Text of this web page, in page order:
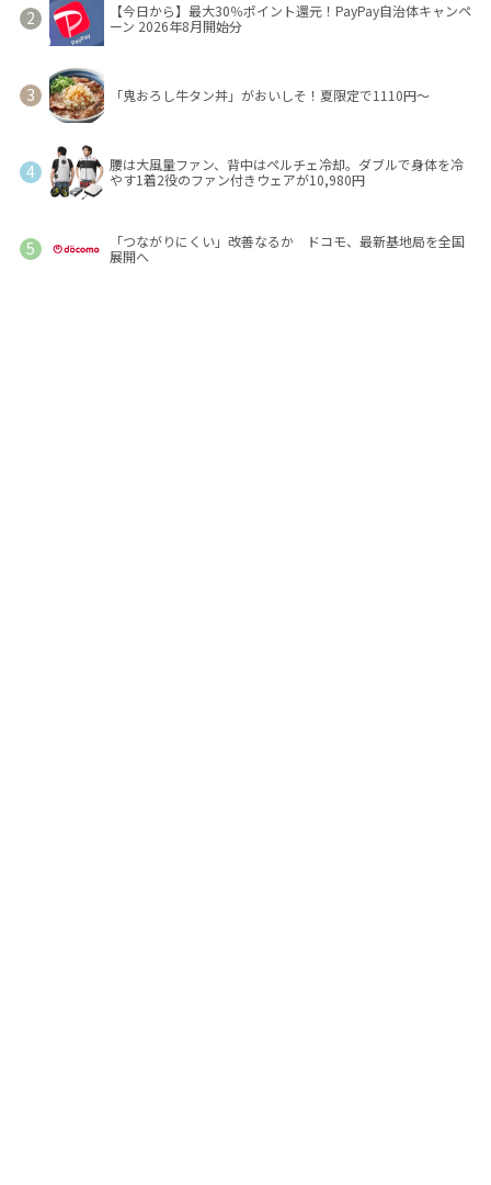
【今日から】最大30％ポイント還元！PayPay自治体キャンペ
ーン 2026年8月開始分
「鬼おろし牛タン丼」がおいしそ！夏限定で1110円～
腰は大風量ファン、背中はペルチェ冷却。ダブルで身体を冷
やす1着2役のファン付きウェアが10,980円
「つながりにくい」改善なるか ドコモ、最新基地局を全国
展開へ